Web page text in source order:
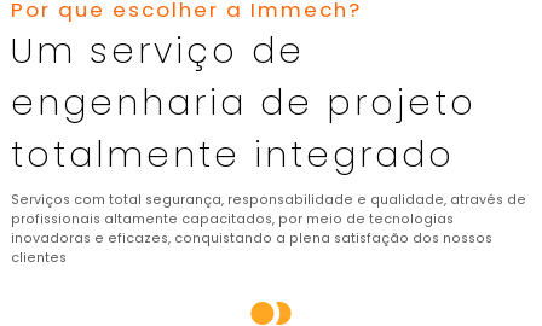
Por que escolher a Immech?
Um serviço de
engenharia de projeto
totalmente integrado
Serviços com total segurança, responsabilidade e qualidade, através de
profissionais altamente capacitados, por meio de tecnologias
inovadoras e eficazes, conquistando a plena satisfação dos nossos
clientes